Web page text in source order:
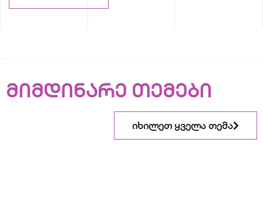
მიმდინარე თემები
იხილეთ ყველა თემა